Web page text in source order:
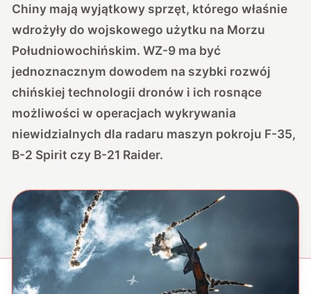
Chiny mają wyjątkowy sprzęt, którego właśnie
wdrożyły do wojskowego użytku na Morzu
Południowochińskim. WZ-9 ma być
jednoznacznym dowodem na szybki rozwój
chińskiej technologii dronów i ich rosnące
możliwości w operacjach wykrywania
niewidzialnych dla radaru maszyn pokroju F-35,
B-2 Spirit czy B-21 Raider.